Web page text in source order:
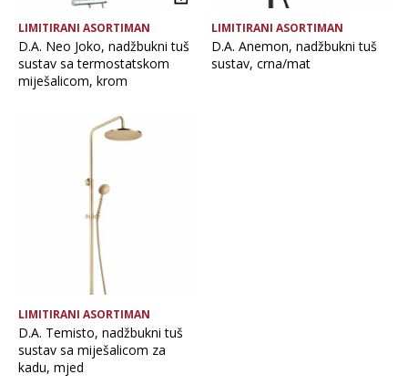
LIMITIRANI ASORTIMAN
D.A. Neo Joko, nadžbukni tuš
sustav sa termostatskom
miješalicom, krom
LIMITIRANI ASORTIMAN
D.A. Anemon, nadžbukni tuš
sustav, crna/mat
LIMITIRANI ASORTIMAN
D.A. Temisto, nadžbukni tuš
sustav sa miješalicom za
kadu, mjed